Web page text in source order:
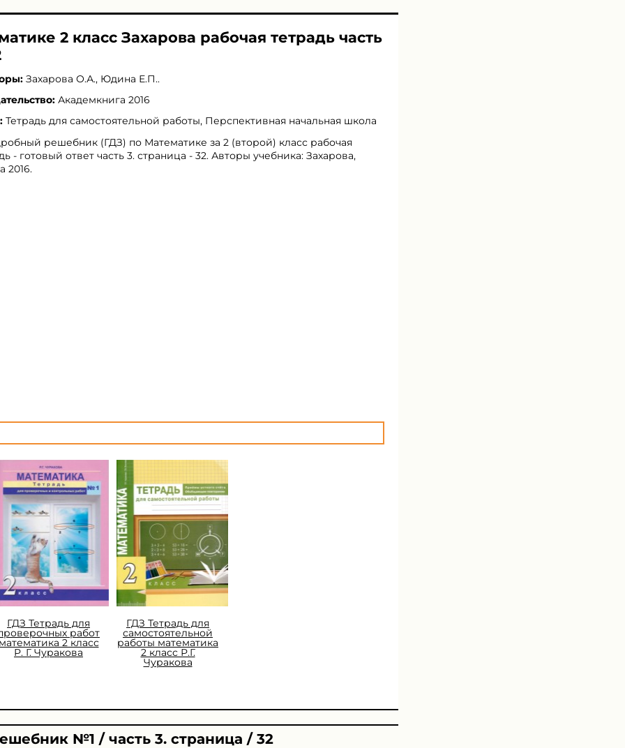
2 класс Захарова рабочая тетрадь часть
Захарова О.А., Юдина Е.П..
Академкнига 2016
Тетрадь для самостоятельной работы, Перспективная начальная школа
решебник (ГДЗ) по Математике за 2 (второй) класс рабочая
- готовый ответ часть 3. страница - 32. Авторы учебника: Захарова,
2016.
ГДЗ Тетрадь для
работ
2 класс
Р. Г. Чуракова
ГДЗ Тетрадь для
самостоятельной
работы математика
2 класс Р.Г.
Чуракова
№1 / часть 3. страница / 32